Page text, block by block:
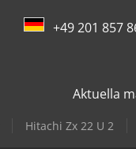
+49 201 857
Aktuella
Hitachi Zx 22 U 2